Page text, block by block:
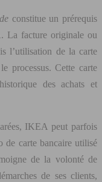
constitue un prérequis
La facture originale ou
l’utilisation de la carte
processus. Cette carte
des achats et
IKEA peut parfois
de carte bancaire utilisé
de la volonté de
de ses clients,